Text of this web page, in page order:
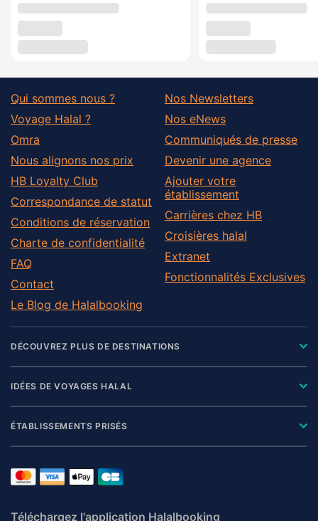
Qui sommes nous ?
Voyage Halal ?
Omra
Nous alignons nos prix
HB Loyalty Club
Correspondance de statut
Conditions de réservation
Charte de confidentialité
FAQ
Contact
Le Blog de Halalbooking
Nos Newsletters
Nos eNews
Communiqués de presse
Devenir une agence
Ajouter votre
établissement
Carrières chez HB
Croisières halal
Extranet
Fonctionnalités Exclusives
DÉCOUVREZ PLUS DE DESTINATIONS
IDÉES DE VOYAGES HALAL
ÉTABLISSEMENTS PRISÉS
Téléchargez l'application Halalbooking